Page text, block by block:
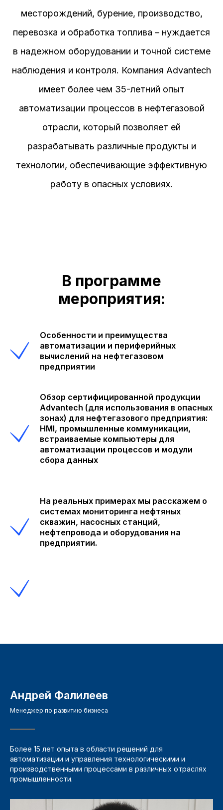
месторождений, бурение, производство,
перевозка и обработка топлива – нуждается
в надежном оборудовании и точной системе
наблюдения и контроля. Компания Advantech
имеет более чем 35-летний опыт
автоматизации процессов в нефтегазовой
отрасли, который позволяет ей
разрабатывать различные продукты и
технологии, обеспечивающие эффективную
работу в опасных условиях.
В программе
мероприятия:
Особенности и преимущества
автоматизации и периферийных
вычислений на нефтегазовом
предприятии
Обзор сертифицированной продукции
Advantech (для использования в опасных
зонах) для нефтегазового предприятия:
HMI, промышленные коммуникации,
встраиваемые компьютеры для
автоматизации процессов и модули
сбора данных
На реальных примерах мы расскажем о
системах мониторинга нефтяных
скважин, насосных станций,
нефтепровода и оборудования на
предприятии.
Андрей Фалилеев
Менеджер по развитию бизнеса
Более 15 лет опыта в области решений для
автоматизации и управления технологическими и
производственными процессами в различных отраслях
промышленности.